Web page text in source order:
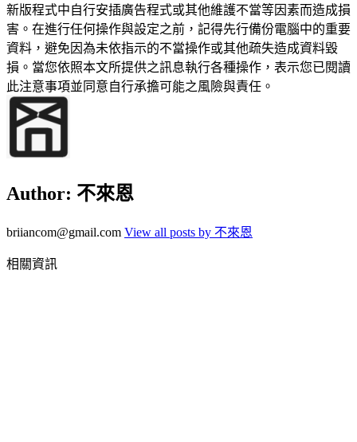
新版程式中自行安插廣告程式或其他維護不當等因素而造成損
害。在進行任何操作與設定之前，記得先行備份電腦中的重要
資料，避免因為未依指示的不當操作或其他疏失造成資料毀
損。當您依照本文所提供之訊息執行各種操作，表示您已閱讀
此注意事項並同意自行承擔可能之風險與責任。
Author: 不來恩
briiancom@gmail.com View all posts by 不來恩
相關資訊